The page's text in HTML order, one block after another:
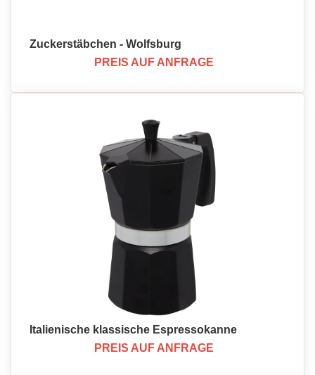
Zuckerstäbchen - Wolfsburg
PREIS AUF ANFRAGE
Italienische klassische Espressokanne
PREIS AUF ANFRAGE